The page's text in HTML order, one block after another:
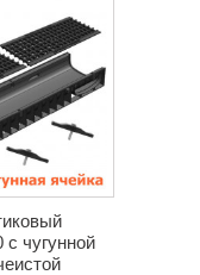
с чугунной